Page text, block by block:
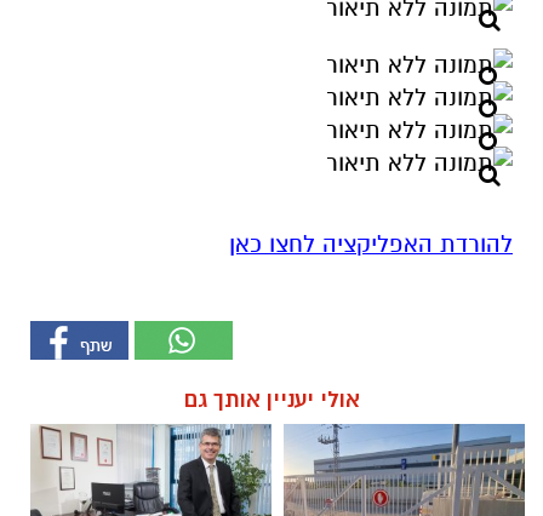
להורדת האפליקציה לחצו כאן
אולי יעניין אותך גם